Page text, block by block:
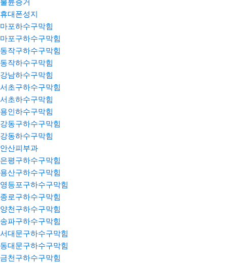
불륜증거
휴대폰성지
마포하수구막힘
마포구하수구막힘
동작구하수구막힘
동작하수구막힘
강남하수구막힘
서초구하수구막힘
서초하수구막힘
용인하수구막힘
강동구하수구막힘
강동하수구막힘
안산피부과
은평구하수구막힘
용산구하수구막힘
영등포구하수구막힘
종로구하수구막힘
양천구하수구막힘
송파구하수구막힘
서대문구하수구막힘
동대문구하수구막힘
금천구하수구막힘